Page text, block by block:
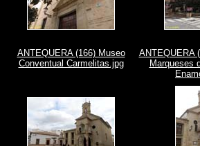
ANTEQUERA (166) Museo
Conventual Carmelitas.jpg
ANTEQUERA
Marqueses